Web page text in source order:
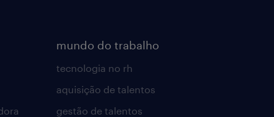
mundo do trabalho
tecnologia no rh
aquisição de talentos
gestão de talentos